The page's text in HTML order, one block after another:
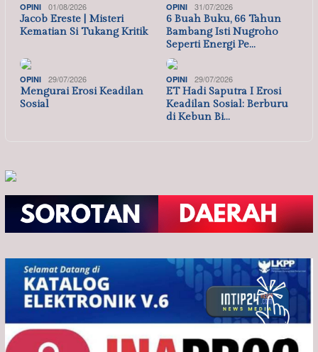
OPINI 01/08/2026
Jacob Ereste | Misteri
Kematian Si Tukang Kritik
OPINI 31/07/2026
6 Buah Buku, 66 Tahun
Bambang Isti Nugroho
Seperti Energi Pe…
OPINI 29/07/2026
Mengurai Erosi Keadilan
Sosial
OPINI 29/07/2026
ET Hadi Saputra I Erosi
Keadilan Sosial: Berburu
di Kebun Bi…